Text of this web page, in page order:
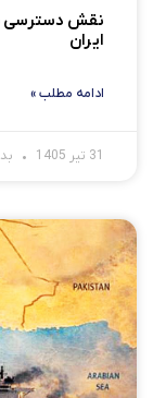
نقش دسترسی
ایران
ادامه مطلب »
31 تیر 1405